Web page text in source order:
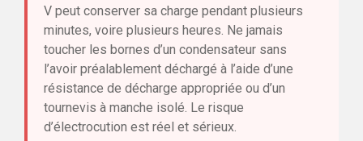
V peut conserver sa charge pendant plusieurs
minutes, voire plusieurs heures. Ne jamais
toucher les bornes d’un condensateur sans
l’avoir préalablement déchargé à l’aide d’une
résistance de décharge appropriée ou d’un
tournevis à manche isolé. Le risque
d’électrocution est réel et sérieux.